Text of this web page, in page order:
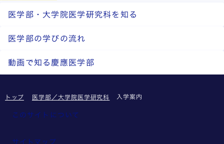
医学部・大学院医学研究科を知る
医学部の学びの流れ
動画で知る慶應医学部
トップ 医学部／大学院医学研究科 入学案内
このサイトについて
サイトマップ